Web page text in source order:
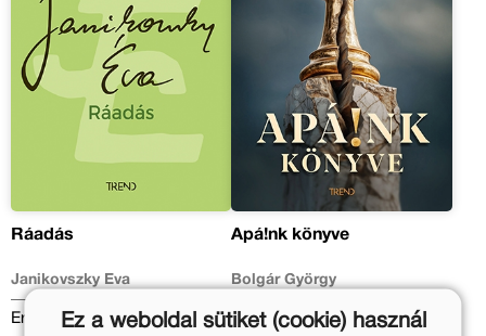
Ráadás
Janikovszky Éva
Eredeti ár:
Apá!nk könyve
Bolgár György
Eredeti ár:
Ez a weboldal sütiket (cookie) használ